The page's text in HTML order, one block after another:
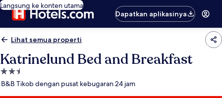
Langsung ke konten utama
Dapatkan aplikasinya
Lihat semua properti
Katrinelund Bed and Breakfast
Properti
bintang
B&B Tikob dengan pusat kebugaran 24 jam